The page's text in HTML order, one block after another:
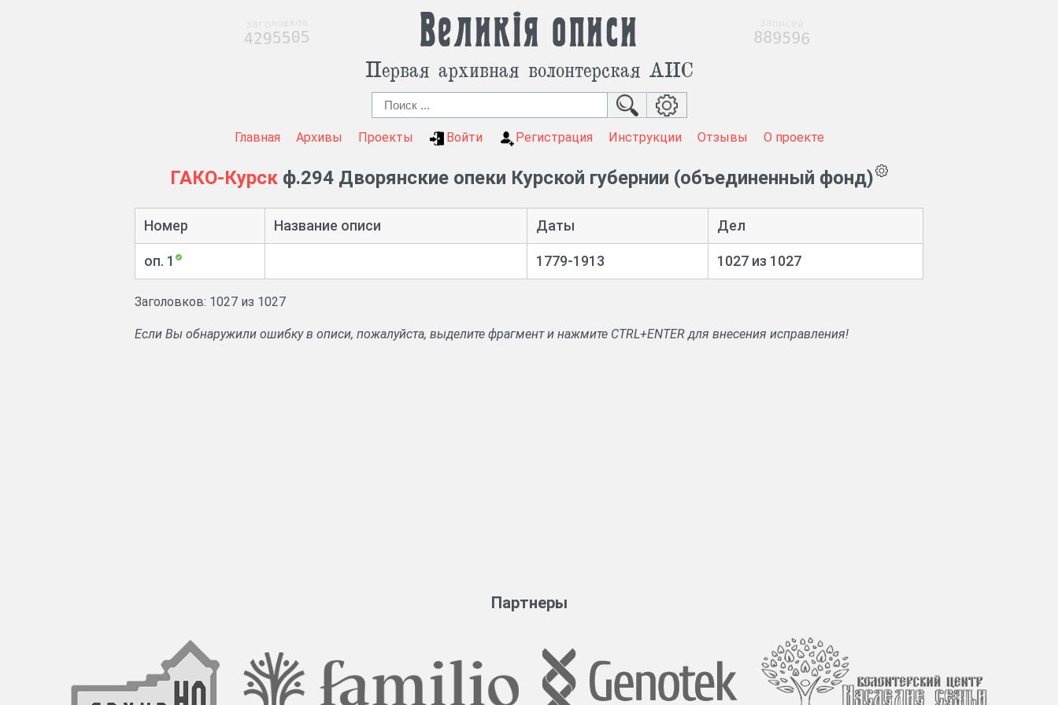
Великія описи
Первая архивная волонтерская АИС
Главная Архивы Проекты Войти Регистрация Инструкции Отзывы О проекте
ГАКО-Курск ф.294 Дворянские опеки Курской губернии (объединенный фонд)
Номер Название описи Даты Дел
оп. 1 1779-1913 1027 из 1027
Заголовков: 1027 из 1027
Если Вы обнаружили ошибку в описи, пожалуйста, выделите фрагмент и нажмите CTRL+ENTER для внесения исправления!
Партнеры
4295505 889596